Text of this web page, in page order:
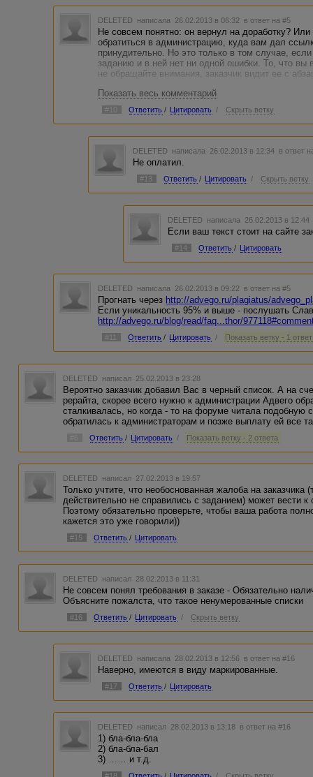
DELETED написала 26.02.2013 в 06:32 в ответ на #5
Не совсем понятно: он вернул на доработку?
обратиться в администрацию, куда вам дал
принудительно. Но это только в том случае,
заданию и в ней нет ни одной ошибки. То, что вы
не обращайте внимания, заказчик видит ее с
Показать весь комментарий
#10 Ответить / Цитировать / Скрыть ветку
DELETED написала 26.02.2013 в 12:34 в ответ
Не оплатил.
#13 Ответить / Цитировать / Скрыть ветку
DELETED написала 26.02.2013 в
Если ваш текст стоит на сайте
#14 Ответить / Цитировать
DELETED написала 26.02.2013 в 09:22 в ответ на #5
Прогнать через http://advego.ru/plagiatus/
Если уникальность 95% и выше - послушать
http://advego.ru/blog/read/faq...thor/
#11 Ответить / Цитировать / Показать ветку - 1 ответ
DELETED написал 25.02.2013 в 23:28
Вероятно заказчик добавил Вас в черный список. А на
рерайта, скорее всего нужно к администрации Адвего
сталкивалась, но когда - то на форуме читала подобную
обратилась к администраторам и позже выплату ей все
Ответить / Цитировать / Показать ветку - 2 ответа
DELETED написал 27.02.2013 в 19:57
Только учтите, что необоснованная жалоба на заказчика
действительно не справились с заданием) может вести
Поэтому обязательно проверьте, чтобы ваша работа
кажется это уже говорили))
#15 Ответить / Цитировать
DELETED написал 28.02.2013 в 11:31
Не совсем понял требования в заказе - Обязательно
Объясните пожалста, что такое ненумерованные списки
#16 Ответить / Цитировать / Скрыть ветку
DELETED написала 28.02.2013 в 12:56 в ответ на #16
Наверно, имеются в виду маркированные.
#17 Ответить / Цитировать
DELETED написал 28.02.2013 в 13:18 в ответ на #16
1) бла-бла-бла
2) бла-бла-бал
3) …… и т.д.